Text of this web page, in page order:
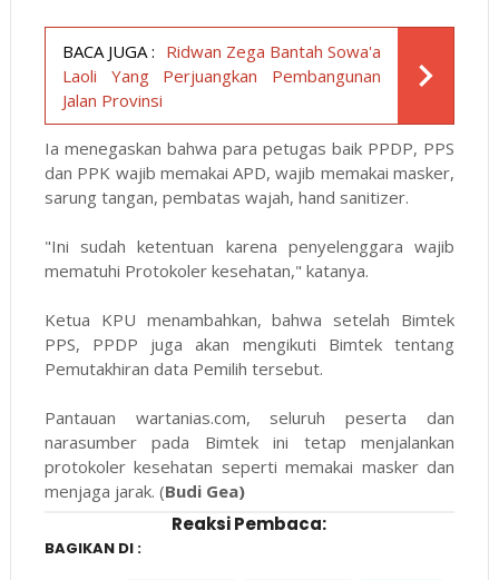
BACA JUGA : Ridwan Zega Bantah Sowa'a
Laoli Yang Perjuangkan Pembangunan
Jalan Provinsi
Ia menegaskan bahwa para petugas baik PPDP, PPS
dan PPK wajib memakai APD, wajib memakai masker,
sarung tangan, pembatas wajah, hand sanitizer.
"Ini sudah ketentuan karena penyelenggara wajib
mematuhi Protokoler kesehatan," katanya.
Ketua KPU menambahkan, bahwa setelah Bimtek
PPS, PPDP juga akan mengikuti Bimtek tentang
Pemutakhiran data Pemilih tersebut.
Pantauan wartanias.com, seluruh peserta dan
narasumber pada Bimtek ini tetap menjalankan
protokoler kesehatan seperti memakai masker dan
menjaga jarak. (Budi Gea)
Reaksi Pembaca:
BAGIKAN DI :